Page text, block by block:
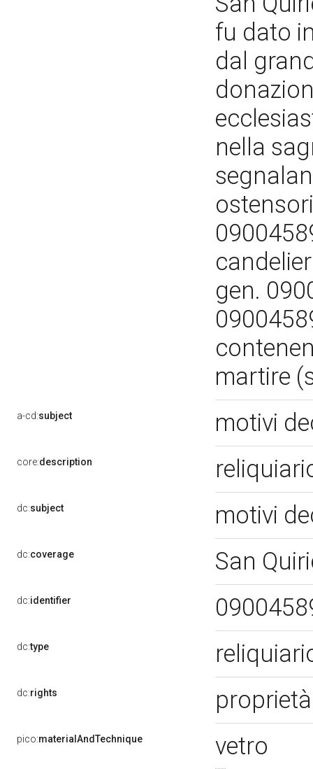
fu dato
dal
nella
gen.
martire
a-cd:subject motivi
core:description
dc:subject motivi
dc:coverage San
dc:identifier
dc:type
dc:rights
pico:materialAndTechnique vetro